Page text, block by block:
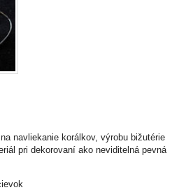
navliekanie korálkov, výrobu bižutérie
pri dekorovaní ako neviditelná pevná